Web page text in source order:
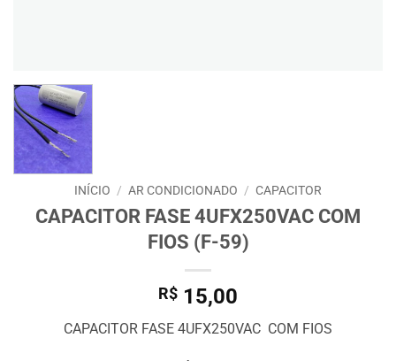
INÍCIO / AR CONDICIONADO / CAPACITOR
CAPACITOR FASE 4UFX250VAC COM
FIOS (F-59)
R$ 15,00
CAPACITOR FASE 4UFX250VAC COM FIOS